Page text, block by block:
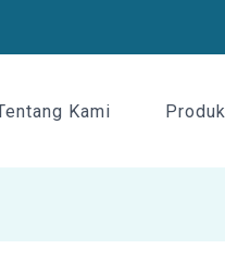
Kami Produk